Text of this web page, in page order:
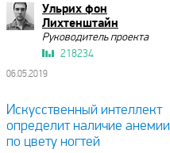
Ульрих фон
Лихтенштайн
Руководитель проекта
218234
06.05.2019
Искусственный интеллект
определит наличие анемии
по цвету ногтей